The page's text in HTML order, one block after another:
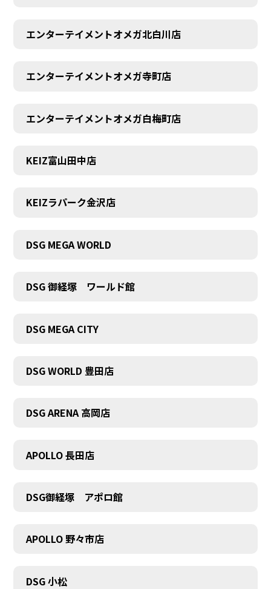
エンターテイメントオメガ北白川店
エンターテイメントオメガ寺町店
エンターテイメントオメガ白梅町店
KEIZ富山田中店
KEIZラパーク金沢店
DSG MEGA WORLD
DSG 御経塚 ワールド館
DSG MEGA CITY
DSG WORLD 豊田店
DSG ARENA 高岡店
APOLLO 長田店
DSG御経塚 アポロ館
APOLLO 野々市店
DSG 小松